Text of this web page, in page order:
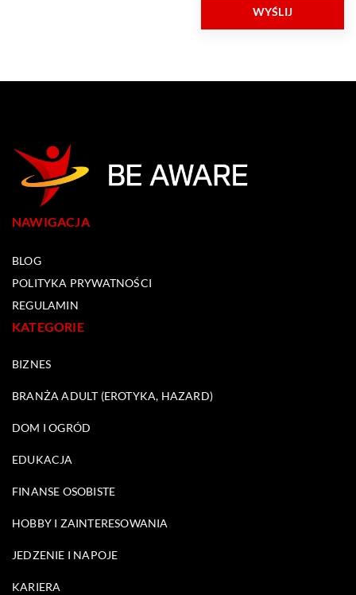
NAWIGACJA
BLOG
POLITYKA PRYWATNOŚCI
REGULAMIN
KATEGORIE
BIZNES
BRANŻA ADULT (EROTYKA, HAZARD)
DOM I OGRÓD
EDUKACJA
FINANSE OSOBISTE
HOBBY I ZAINTERESOWANIA
JEDZENIE I NAPOJE
KARIERA